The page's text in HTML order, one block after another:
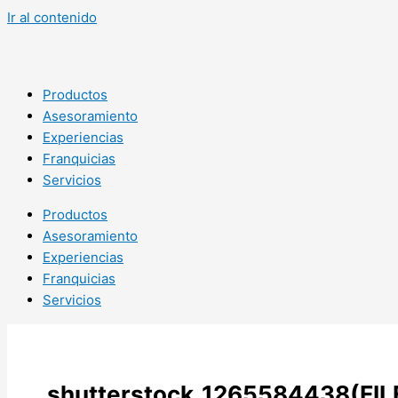
Ir al contenido
Productos
Asesoramiento
Experiencias
Franquicias
Servicios
Productos
Asesoramiento
Experiencias
Franquicias
Servicios